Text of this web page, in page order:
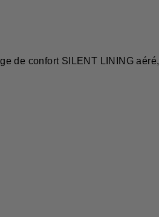
de confort SILENT LINING aéré,